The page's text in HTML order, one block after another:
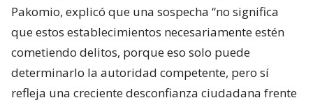
Pakomio, explicó que una sospecha “no significa
que estos establecimientos necesariamente estén
cometiendo delitos, porque eso solo puede
determinarlo la autoridad competente, pero sí
refleja una creciente desconfianza ciudadana frente